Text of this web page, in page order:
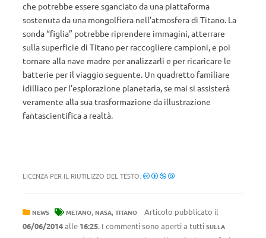
che potrebbe essere sganciato da una piattaforma
sostenuta da una mongolfiera nell’atmosfera di Titano. La
sonda “figlia” potrebbe riprendere immagini, atterrare
sulla superficie di Titano per raccogliere campioni, e poi
tornare alla nave madre per analizzarli e per ricaricare le
batterie per il viaggio seguente. Un quadretto familiare
idilliaco per l’esplorazione planetaria, se mai si assisterà
veramente alla sua trasformazione da illustrazione
fantascientifica a realtà.
LICENZA PER IL RIUTILIZZO DEL TESTO:
NEWS METANO, NASA, TITANO
Articolo pubblicato il
06/06/2014alle 16:25. I commenti sono aperti a tutti SULLA